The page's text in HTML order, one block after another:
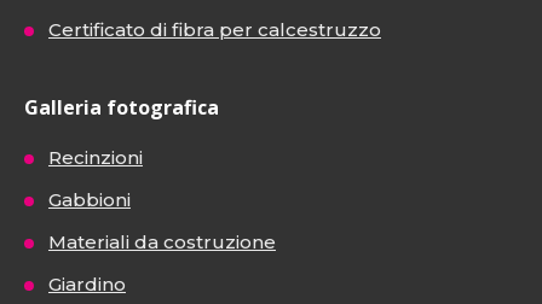
Certificato di fibra per calcestruzzo
Galleria fotografica
Recinzioni
Gabbioni
Materiali da costruzione
Giardino